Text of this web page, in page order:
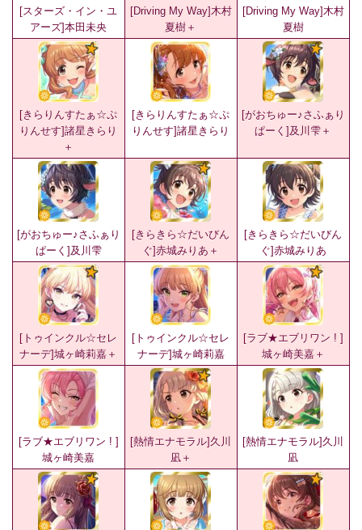
[スターズ・イン・ユ
アーズ]本田未央
[Driving My Way]木村
夏樹＋
[Driving My Way]木村
夏樹
[きらりんすたぁ☆ぷ
りんせす]諸星きらり
＋
[きらりんすたぁ☆ぷ
りんせす]諸星きらり
[がおちゅー♪さふぁり
ぱーく]及川雫＋
[がおちゅー♪さふぁり
ぱーく]及川雫
[きらきら☆だいびん
ぐ]赤城みりあ＋
[きらきら☆だいびん
ぐ]赤城みりあ
[トゥインクル☆セレ
ナーデ]城ヶ崎莉嘉＋
[トゥインクル☆セレ
ナーデ]城ヶ崎莉嘉
[ラブ★エブリワン ! ]
城ヶ崎美嘉＋
[ラブ★エブリワン ! ]
城ヶ崎美嘉
[熱情エナモラル]久川
凪＋
[熱情エナモラル]久川
凪